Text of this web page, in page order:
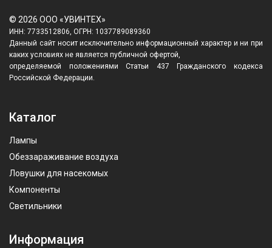
© 2026 ООО «УВИНТЕХ»
ИНН: 7733512806, ОГРН: 1037789089360
Данный сайт носит исключительно информационный характер и ни при
каких условиях не является публичной офертой,
определяемой положениями Статьи 437 Гражданского кодекса
Российской Федерации.
Каталог
Лампы
Обеззараживание воздуха
Ловушки для насекомых
Компоненты
Светильники
Информация